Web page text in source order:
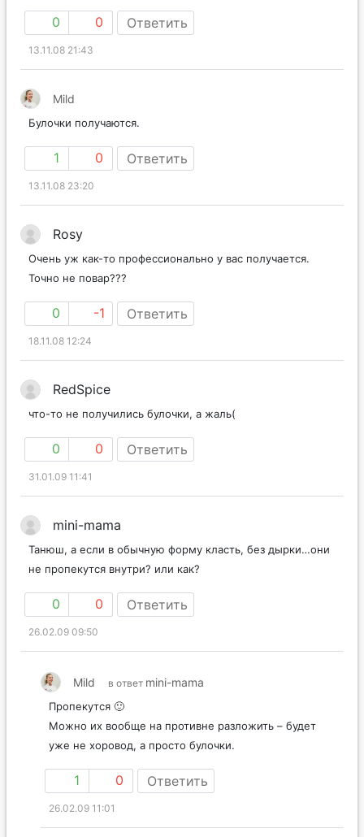
0 0 Ответить
13.11.08 21:43
Mild
Булочки получаются.
1 0 Ответить
13.11.08 23:20
Rosy
Очень уж как-то профессионально у вас получается.
Точно не повар???
0 -1 Ответить
18.11.08 12:24
RedSpice
что-то не получились булочки, а жаль(
0 0 Ответить
31.01.09 11:41
mini-mama
Танюш, а если в обычную форму класть, без дырки…они
не пропекутся внутри? или как?
0 0 Ответить
26.02.09 09:50
Mild в ответ mini-mama
Пропекутся 🙂
Можно их вообще на противне разложить – будет
уже не хоровод, а просто булочки.
1 0 Ответить
26.02.09 11:01